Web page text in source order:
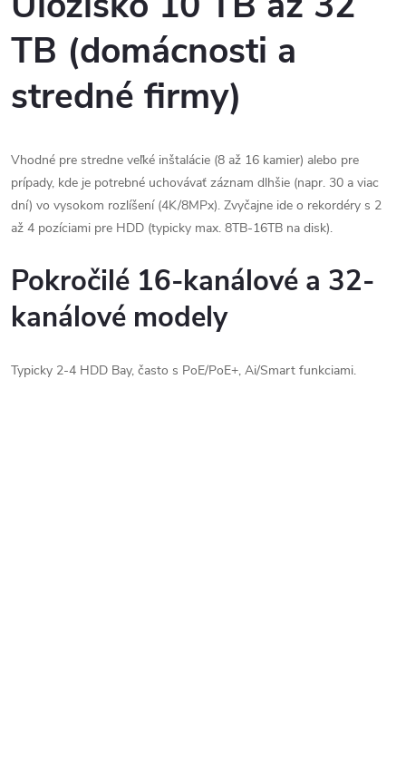
TB (domácnosti a
stredné firmy)
Vhodné pre stredne veľké inštalácie (8 až 16 kamier) alebo pre
prípady, kde je potrebné uchovávať záznam dlhšie (napr. 30 a viac
dní) vo vysokom rozlíšení (4K/8MPx). Zvyčajne ide o rekordéry s 2
až 4 pozíciami pre HDD (typicky max. 8TB-16TB na disk).
Pokročilé 16-kanálové a 32-
kanálové modely
Typicky 2-4 HDD Bay, často s PoE/PoE+, Ai/Smart funkciami.